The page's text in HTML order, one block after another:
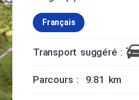
Français
Transport suggéré :
Parcours : 9.81 km